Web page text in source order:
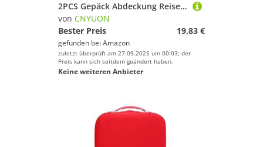
2PCS Gepäck Abdeckung Reise Koffer Schutzhülle Stretch Stoff Staub Abdeckungen Zubehör Supplie(Deer,S)
von CNYUON
Bester Preis
19,83 €
gefunden bei Amazon
zuletzt überprüft am 27.09.2025 um 00:03; der
Preis kann sich seitdem geändert haben.
Keine weiteren Anbieter